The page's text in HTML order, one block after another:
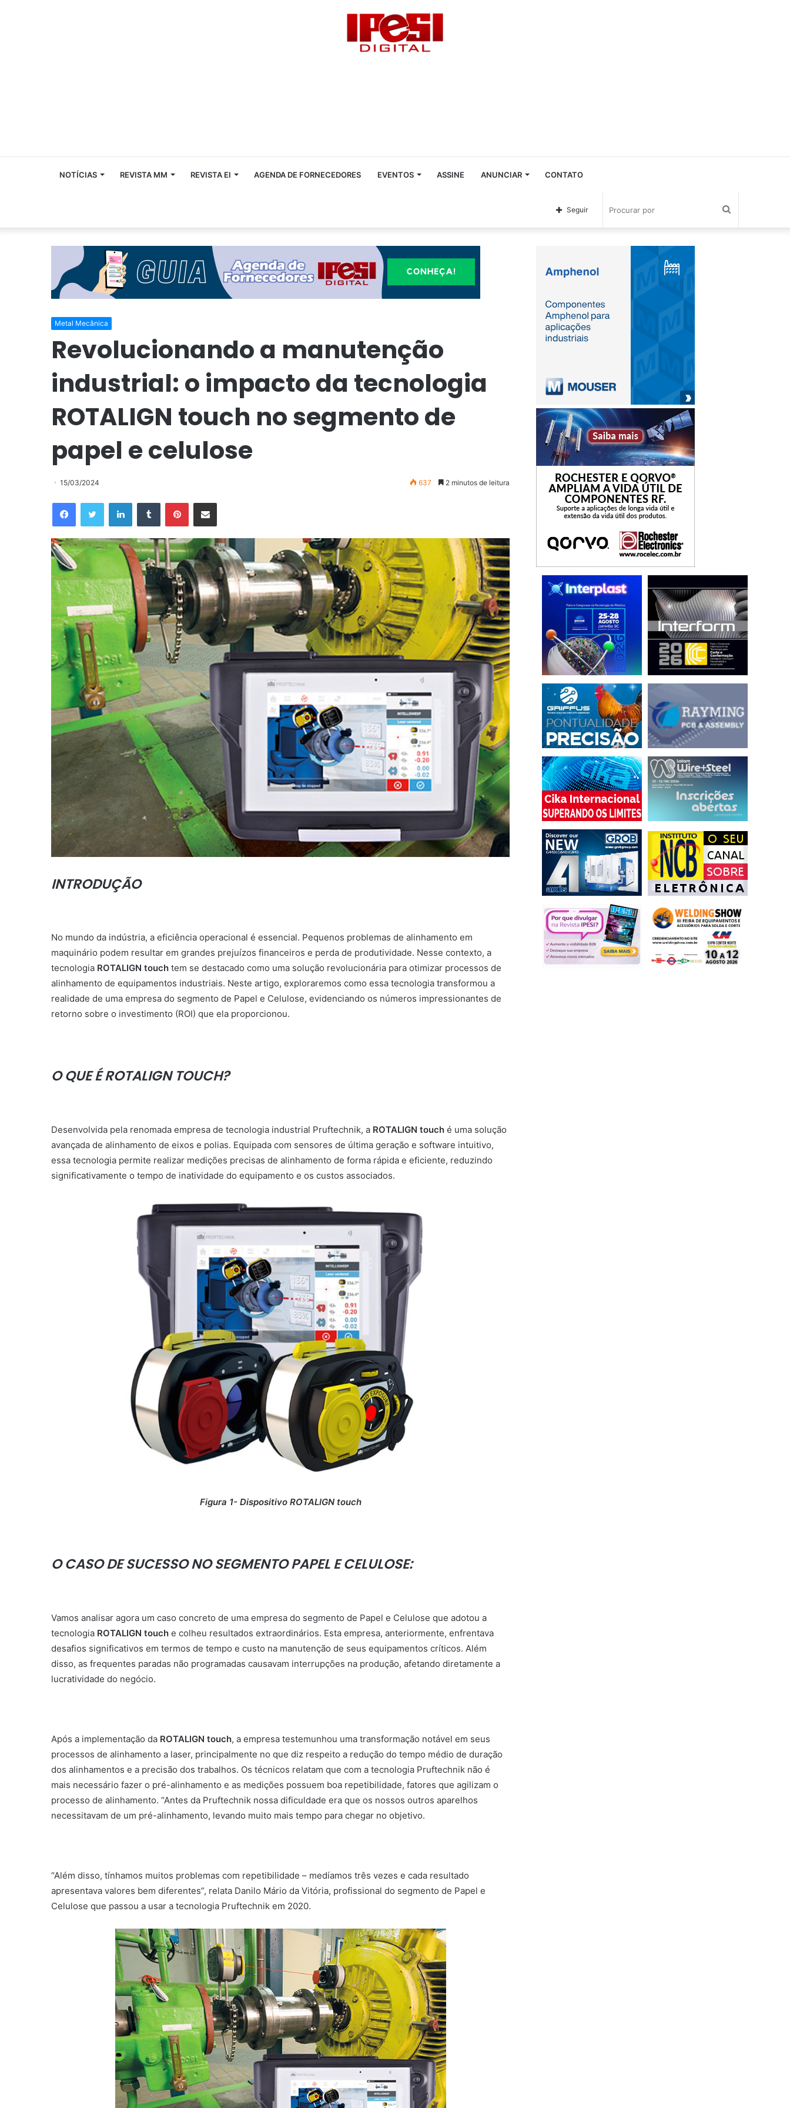
NOTÍCIAS REVISTA MM REVISTA EI AGENDA DE FORNECEDORES EVENTOS ASSINE ANUNCIAR CONTATO
Seguir
Metal Mecânica
Revolucionando a manutenção
industrial: o impacto da tecnologia
ROTALIGN touch no segmento de
papel e celulose
15/03/2024 637 2 minutos de leitura
INTRODUÇÃO
No mundo da indústria, a eficiência operacional é essencial. Pequenos problemas de alinhamento em
maquinário podem resultar em grandes prejuízos financeiros e perda de produtividade. Nesse contexto, a
tecnologia ROTALIGN touch tem se destacado como uma solução revolucionária para otimizar processos de
alinhamento de equipamentos industriais. Neste artigo, exploraremos como essa tecnologia transformou a
realidade de uma empresa do segmento de Papel e Celulose, evidenciando os números impressionantes de
retorno sobre o investimento (ROI) que ela proporcionou.
O QUE É ROTALIGN TOUCH?
Desenvolvida pela renomada empresa de tecnologia industrial Pruftechnik, a ROTALIGN touch é uma solução
avançada de alinhamento de eixos e polias. Equipada com sensores de última geração e software intuitivo,
essa tecnologia permite realizar medições precisas de alinhamento de forma rápida e eficiente, reduzindo
significativamente o tempo de inatividade do equipamento e os custos associados.
Figura 1- Dispositivo ROTALIGN touch
O CASO DE SUCESSO NO SEGMENTO PAPEL E CELULOSE:
Vamos analisar agora um caso concreto de uma empresa do segmento de Papel e Celulose que adotou a
tecnologia ROTALIGN touch e colheu resultados extraordinários. Esta empresa, anteriormente, enfrentava
desafios significativos em termos de tempo e custo na manutenção de seus equipamentos críticos. Além
disso, as frequentes paradas não programadas causavam interrupções na produção, afetando diretamente a
lucratividade do negócio.
Após a implementação da ROTALIGN touch, a empresa testemunhou uma transformação notável em seus
processos de alinhamento a laser, principalmente no que diz respeito a redução do tempo médio de duração
dos alinhamentos e a precisão dos trabalhos. Os técnicos relatam que com a tecnologia Pruftechnik não é
mais necessário fazer o pré-alinhamento e as medições possuem boa repetibilidade, fatores que agilizam o
processo de alinhamento. “Antes da Pruftechnik nossa dificuldade era que os nossos outros aparelhos
necessitavam de um pré-alinhamento, levando muito mais tempo para chegar no objetivo.
“Além disso, tínhamos muitos problemas com repetibilidade – medíamos três vezes e cada resultado
apresentava valores bem diferentes”, relata Danilo Mário da Vitória, profissional do segmento de Papel e
Celulose que passou a usar a tecnologia Pruftechnik em 2020.